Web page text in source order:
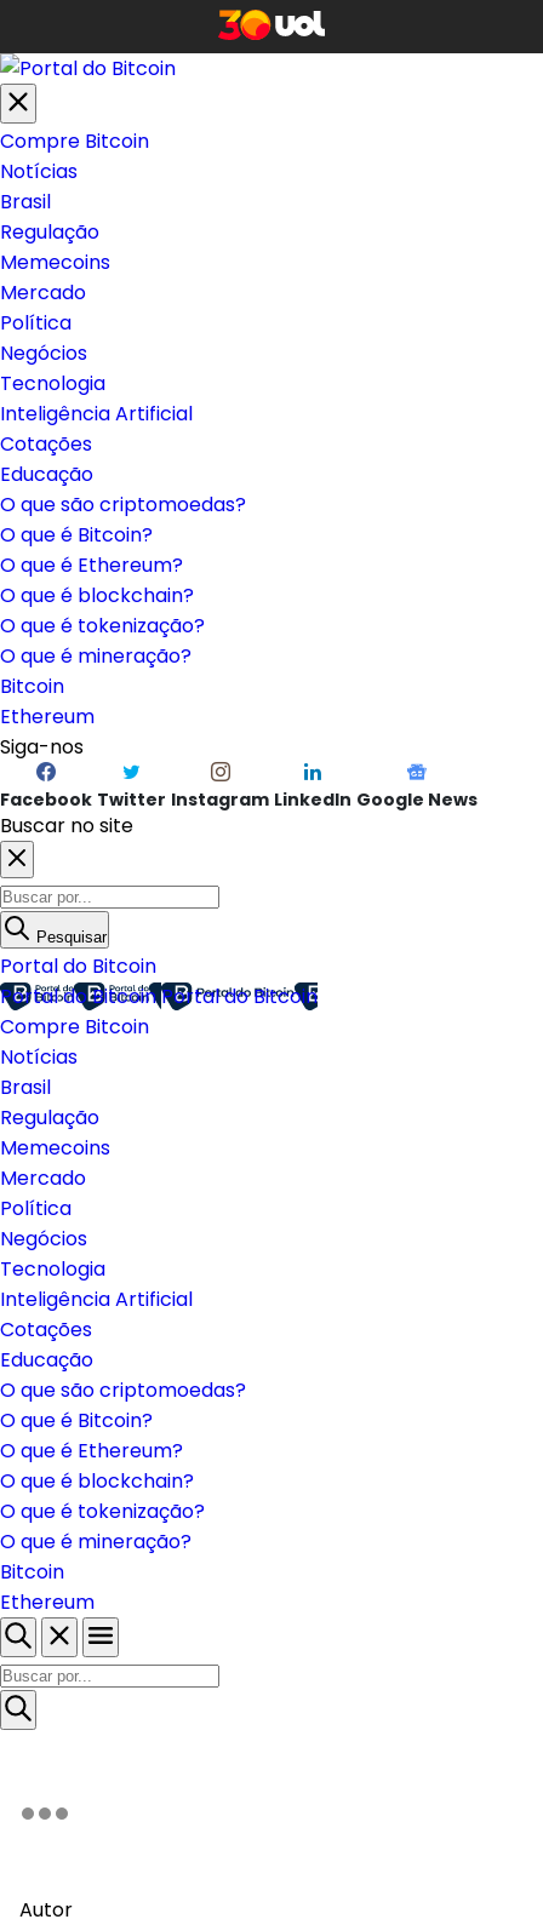
Compre Bitcoin
Notícias
Brasil
Regulação
Memecoins
Mercado
Política
Negócios
Tecnologia
Inteligência Artificial
Cotações
Educação
O que são criptomoedas?
O que é Bitcoin?
O que é Ethereum?
O que é blockchain?
O que é tokenização?
O que é mineração?
Bitcoin
Ethereum
Siga-nos
Facebook Twitter Instagram LinkedIn Google News
Buscar no site
Pesquisar
Portal do Bitcoin
Portal do BitcoinPortal do Bitcoin
Compre Bitcoin
Notícias
Brasil
Regulação
Memecoins
Mercado
Política
Negócios
Tecnologia
Inteligência Artificial
Cotações
Educação
O que são criptomoedas?
O que é Bitcoin?
O que é Ethereum?
O que é blockchain?
O que é tokenização?
O que é mineração?
Bitcoin
Ethereum
Autor